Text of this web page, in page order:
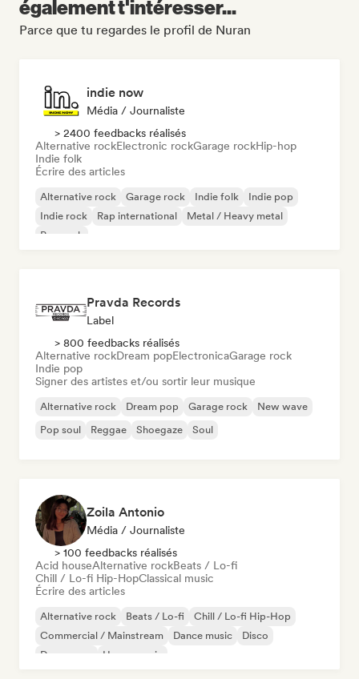
également t'intéresser...
Parce que tu regardes le profil de Nuran
indie now
Média / Journaliste
> 2400 feedbacks réalisés
Alternative rockElectronic rockGarage rockHip-hop
Indie folk
Écrire des articles
Alternative rock Garage rock Indie folk
Indie pop
Indie rock
Rap international
Metal / Heavy metal
Pop rock
Pravda Records
Label
> 800 feedbacks réalisés
Alternative rockDream popElectronicaGarage rock
Indie pop
Signer des artistes et/ou sortir leur musique
Alternative rock Dream pop Garage rock
New wave
Pop soul
Reggae Shoegaze Soul
Zoila Antonio
Média / Journaliste
> 100 feedbacks réalisés
Acid houseAlternative rockBeats / Lo-fi
Chill / Lo-fi Hip-HopClassical music
Écrire des articles
Alternative rock Beats / Lo-fi
Chill / Lo-fi Hip-Hop
Commercial / Mainstream
Dance music
Disco
Dream pop
House music